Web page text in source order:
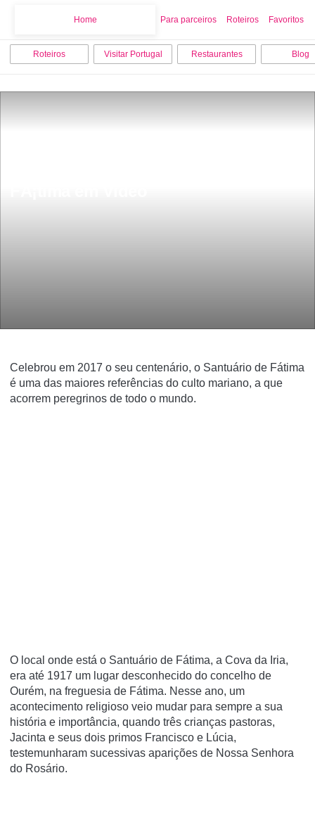
Home Para parceiros Roteiros Favoritos
Roteiros Visitar Portugal Restaurantes Blog
Celebrou em 2017 o seu centenário, o Santuário de Fátima
é uma das maiores referências do culto mariano, a que
acorrem peregrinos de todo o mundo.
O local onde está o Santuário de Fátima, a Cova da Iria,
era até 1917 um lugar desconhecido do concelho de
Ourém, na freguesia de Fátima. Nesse ano, um
acontecimento religioso veio mudar para sempre a sua
história e importância, quando três crianças pastoras,
Jacinta e seus dois primos Francisco e Lúcia,
testemunharam sucessivas aparições de Nossa Senhora
do Rosário.